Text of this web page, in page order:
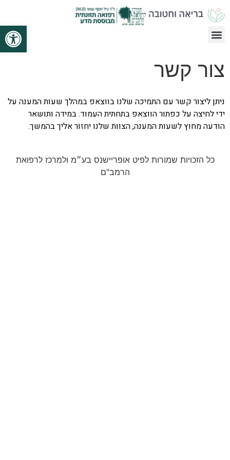
פתח
צור קשר
ניתן ליצור קשר עם התמיכה שלנו בווצאפ במהלך שעות המענה על
ידי לחיצה על כפתור הווצאפ בתחתית העמוד. במידה ותושאר
הודעה מחוץ לשעות המענה, הצוות שלנו יחזור אליך בהמשך.
כל הזכויות שמורות לפיט אופריישנס בע״מ ולמרכז לרפואת
הרמב"ם